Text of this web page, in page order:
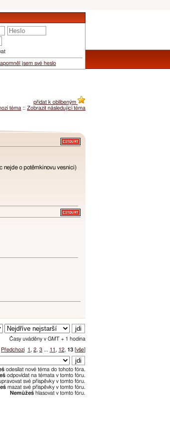
jsem své heslo
přidat k oblíbeným
téma :: Zobrazit následující téma
nejde o potěmkinovu vesnici)
Časy uváděny v GMT + 1 hodina
Předchozí 1 , 2, 3 ... 11 , 12, 13 [vše]
odesílat nové téma do tohoto fóra.
odpovídat na témata v tomto fóru.
své příspěvky v tomto fóru.
mazat své příspěvky v tomto fóru.
Nemůžeš hlasovat v tomto fóru.